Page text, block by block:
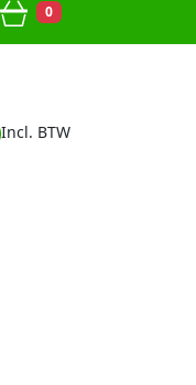
Winkelwagen
0
Incl. BTW